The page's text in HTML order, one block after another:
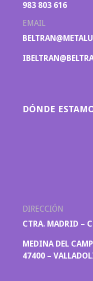
983 803 616
EMAIL
DÓNDE
DIRECCIÓN
CTRA. MADRID –
MEDINA DEL
47400 –